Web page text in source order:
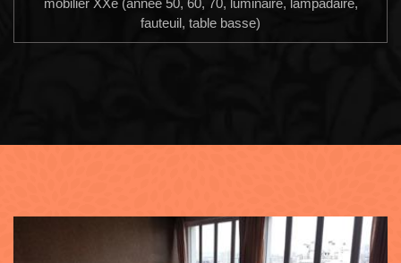
mobilier XXe (année 50, 60, 70, luminaire, lampadaire,
fauteuil, table basse)